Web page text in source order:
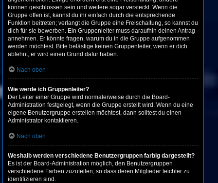
können geschlossen sein und weitere sogar versteckt. Wenn die
Gruppe offen ist, kannst du ihr einfach durch die entsprechende
Funktion beitreten; verlangt die Gruppe eine Freischaltung, so kannst du
dich für sie bewerben. Ein Gruppenleiter muss daraufhin deinen Antrag
annehmen. Er könnte fragen, warum du in die Gruppe aufgenommen
werden möchtest. Bitte belästige keinen Gruppenleiter, wenn er dich
ablehnt, er wird einen Grund dafür haben.
Nach oben
Wie werde ich Gruppenleiter?
Der Leiter einer Gruppe wird normalerweise durch die Board-
Administration festgelegt, wenn die Gruppe erstellt wird. Wenn du eine
eigene Benutzergruppe erstellen möchtest, dann solltest du einen
Administrator kontaktieren.
Nach oben
Weshalb werden verschiedene Benutzergruppen farbig dargestellt?
Es ist der Board-Administration möglich, den Benutzergruppen
verschiedene Farben zuzuteilen, so dass deren Mitglieder leichter zu
identifizieren sind.